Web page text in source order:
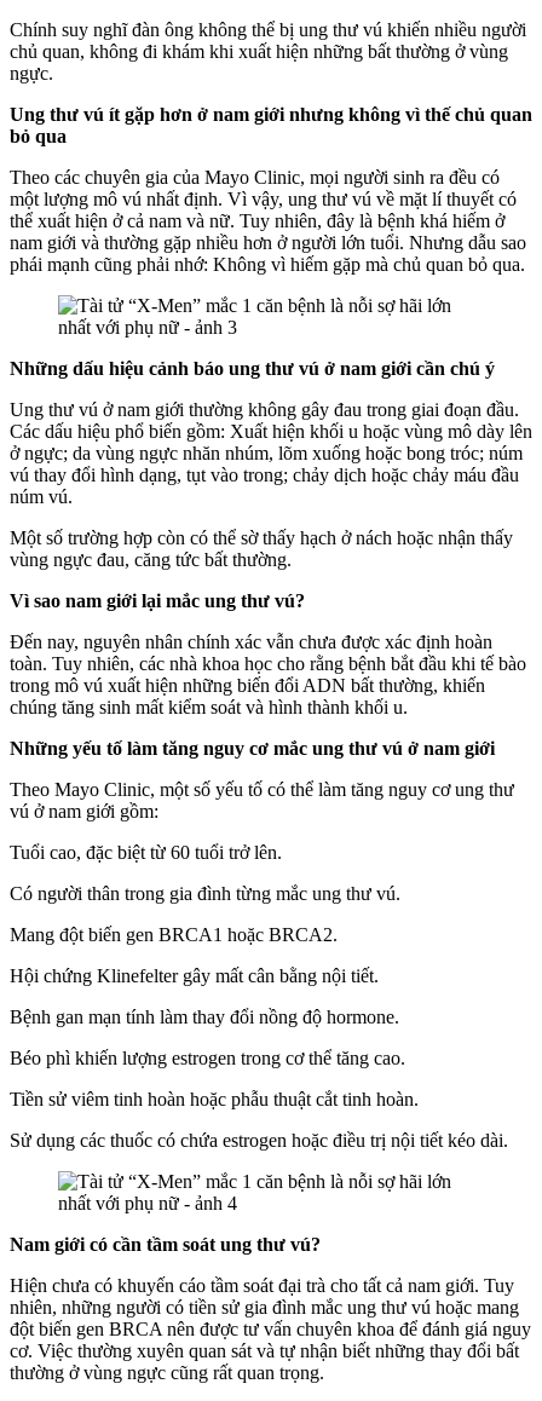
Chính suy nghĩ đàn ông không thể bị ung thư vú khiến nhiều người
chủ quan, không đi khám khi xuất hiện những bất thường ở vùng
ngực.
Ung thư vú ít gặp hơn ở nam giới nhưng không vì thế chủ quan
bỏ qua
Theo các chuyên gia của Mayo Clinic, mọi người sinh ra đều có
một lượng mô vú nhất định. Vì vậy, ung thư vú về mặt lí thuyết có
thể xuất hiện ở cả nam và nữ. Tuy nhiên, đây là bệnh khá hiếm ở
nam giới và thường gặp nhiều hơn ở người lớn tuổi. Nhưng dẫu sao
phái mạnh cũng phải nhớ: Không vì hiếm gặp mà chủ quan bỏ qua.
Những dấu hiệu cảnh báo ung thư vú ở nam giới cần chú ý
Ung thư vú ở nam giới thường không gây đau trong giai đoạn đầu.
Các dấu hiệu phổ biến gồm: Xuất hiện khối u hoặc vùng mô dày lên
ở ngực; da vùng ngực nhăn nhúm, lõm xuống hoặc bong tróc; núm
vú thay đổi hình dạng, tụt vào trong; chảy dịch hoặc chảy máu đầu
núm vú.
Một số trường hợp còn có thể sờ thấy hạch ở nách hoặc nhận thấy
vùng ngực đau, căng tức bất thường.
Vì sao nam giới lại mắc ung thư vú?
Đến nay, nguyên nhân chính xác vẫn chưa được xác định hoàn
toàn. Tuy nhiên, các nhà khoa học cho rằng bệnh bắt đầu khi tế bào
trong mô vú xuất hiện những biến đổi ADN bất thường, khiến
chúng tăng sinh mất kiểm soát và hình thành khối u.
Những yếu tố làm tăng nguy cơ mắc ung thư vú ở nam giới
Theo Mayo Clinic, một số yếu tố có thể làm tăng nguy cơ ung thư
vú ở nam giới gồm:
Tuổi cao, đặc biệt từ 60 tuổi trở lên.
Có người thân trong gia đình từng mắc ung thư vú.
Mang đột biến gen BRCA1 hoặc BRCA2.
Hội chứng Klinefelter gây mất cân bằng nội tiết.
Bệnh gan mạn tính làm thay đổi nồng độ hormone.
Béo phì khiến lượng estrogen trong cơ thể tăng cao.
Tiền sử viêm tinh hoàn hoặc phẫu thuật cắt tinh hoàn.
Sử dụng các thuốc có chứa estrogen hoặc điều trị nội tiết kéo dài.
Nam giới có cần tầm soát ung thư vú?
Hiện chưa có khuyến cáo tầm soát đại trà cho tất cả nam giới. Tuy
nhiên, những người có tiền sử gia đình mắc ung thư vú hoặc mang
đột biến gen BRCA nên được tư vấn chuyên khoa để đánh giá nguy
cơ. Việc thường xuyên quan sát và tự nhận biết những thay đổi bất
thường ở vùng ngực cũng rất quan trọng.